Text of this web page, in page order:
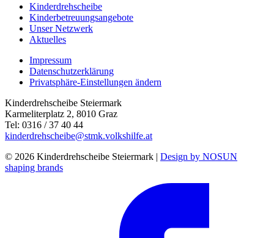
Kinderdrehscheibe
Kinderbetreuungs­angebote
Unser Netzwerk
Aktuelles
Impressum
Datenschutzerklärung
Privatsphäre-Einstellungen ändern
Kinderdrehscheibe Steiermark
Karmeliterplatz 2, 8010 Graz
Tel: 0316 / 37 40 44
kinderdrehscheibe@stmk.volkshilfe.at
© 2026 Kinderdrehscheibe Steiermark | Design by NOSUN
shaping brands